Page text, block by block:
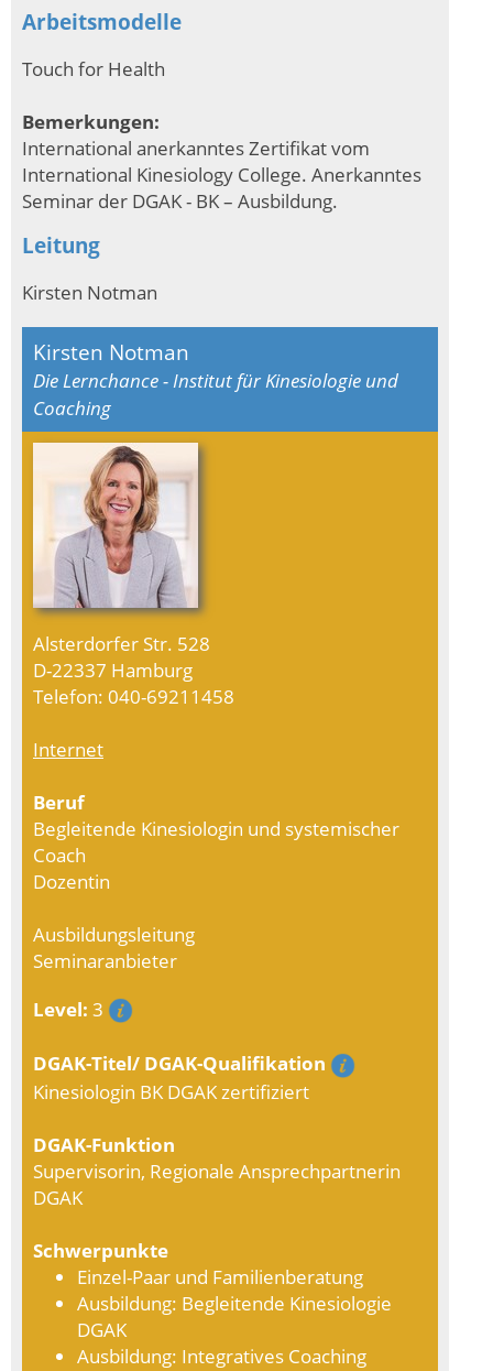
Arbeitsmodelle
Touch for Health
Bemerkungen:
International anerkanntes Zertifikat vom
International Kinesiology College. Anerkanntes
Seminar der DGAK - BK – Ausbildung.
Leitung
Kirsten Notman
Kirsten Notman
Die Lernchance - Institut für Kinesiologie und
Coaching
Alsterdorfer Str. 528
D-22337 Hamburg
Telefon: 040-69211458
Internet
Beruf
Begleitende Kinesiologin und systemischer
Coach
Dozentin
Ausbildungsleitung
Seminaranbieter
Level: 3
DGAK-Titel/ DGAK-Qualifikation
Kinesiologin BK DGAK zertifiziert
DGAK-Funktion
Supervisorin, Regionale Ansprechpartnerin
DGAK
Schwerpunkte
Einzel-Paar und Familienberatung
Ausbildung: Begleitende Kinesiologie
DGAK
Ausbildung: Integratives Coaching